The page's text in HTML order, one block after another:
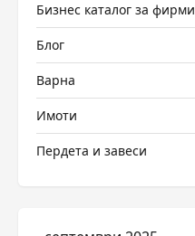
Бизнес каталог за фирми
Блог
Варна
Имоти
Пердета и завеси